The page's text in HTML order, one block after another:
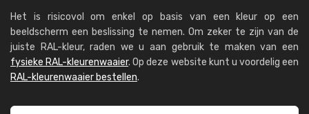
Het is risicovol om enkel op basis van een kleur op een
beeldscherm een beslissing te nemen. Om zeker te zijn van de
juiste RAL-kleur, raden we u aan gebruik te maken van een
fysieke RAL-kleurenwaaier. Op deze website kunt u voordelig een
RAL-kleurenwaaier bestellen.